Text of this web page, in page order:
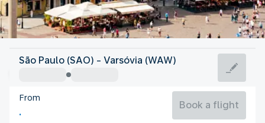
Poland
Warsaw
Poland
São Paulo (SAO) - Varsóvia (WAW)
From
Book a flight